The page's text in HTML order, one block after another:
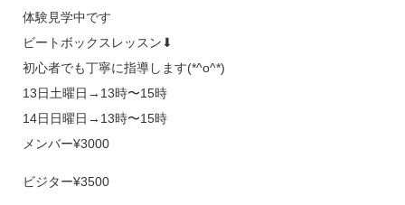
体験見学中です
ビートボックスレッスン⬇︎
初心者でも丁寧に指導します(*^o^*)
13日土曜日→13時〜15時
14日日曜日→13時〜15時
メンバー¥3000
ビジター¥3500